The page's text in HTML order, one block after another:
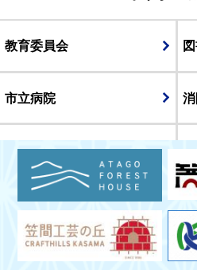
教育委員会
市立病院
議会
表示 スマートフォン
© CITY OF